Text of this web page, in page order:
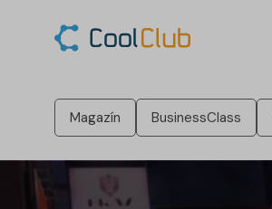
Magazín BusinessClass